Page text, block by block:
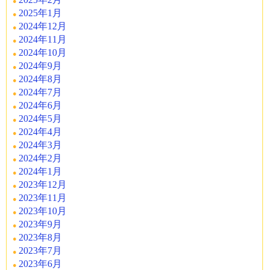
2025年1月
2024年12月
2024年11月
2024年10月
2024年9月
2024年8月
2024年7月
2024年6月
2024年5月
2024年4月
2024年3月
2024年2月
2024年1月
2023年12月
2023年11月
2023年10月
2023年9月
2023年8月
2023年7月
2023年6月